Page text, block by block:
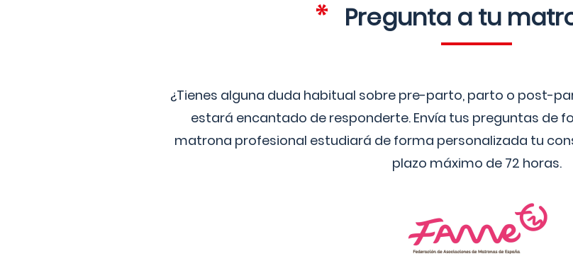
Pregunta a tu
¿Tienes alguna duda habitual sobre pre-parto, parto o post-
estará encantado de responderte. Envía tus preguntas de
matrona profesional estudiará de forma personalizada tu
plazo máximo de 72 horas.